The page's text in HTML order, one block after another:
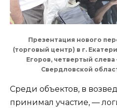
Презентация нового
(торговый центр) в г.
Егоров, четвертый
Свердловской
Среди объектов, в
принимал участие, —